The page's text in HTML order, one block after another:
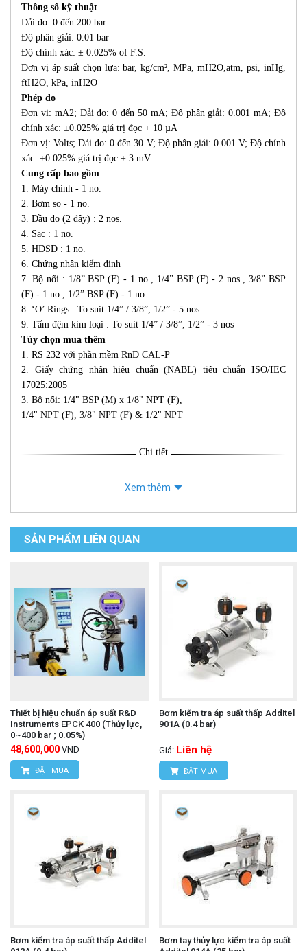
Thông số kỹ thuật
Dải đo: 0 đến 200 bar
Độ phân giải: 0.01 bar
Độ chính xác: ± 0.025% of F.S.
Đơn vị áp suất chọn lựa: bar, kg/cm², MPa, mH2O,atm, psi, inHg,
ftH2O, kPa, inH2O
Phép đo
Đơn vị: mA2; Dải đo: 0 đến 50 mA; Độ phân giải: 0.001 mA; Độ
chính xác: ±0.025% giá trị đọc + 10 µA
Đơn vị: Volts; Dải đo: 0 đến 30 V; Độ phân giải: 0.001 V; Độ chính
xác: ±0.025% giá trị đọc + 3 mV
Cung cấp bao gồm
1. Máy chính - 1 no.
2. Bơm so - 1 no.
3. Đầu đo (2 dây) : 2 nos.
4. Sạc : 1 no.
5. HDSD : 1 no.
6. Chứng nhận kiểm định
7. Bộ nối : 1/8” BSP (F) - 1 no., 1/4” BSP (F) - 2 nos., 3/8” BSP
(F) - 1 no., 1/2” BSP (F) - 1 no.
8. ‘O’ Rings : To suit 1/4” / 3/8”, 1/2” - 5 nos.
9. Tấm đệm kim loại : To suit 1/4” / 3/8”, 1/2” - 3 nos
Tùy chọn mua thêm
1. RS 232 với phần mềm RnD CAL-P
2. Giấy chứng nhận hiệu chuẩn (NABL) tiêu chuẩn ISO/IEC
17025:2005
3. Bộ nối: 1/4" BSP (M) x 1/8" NPT (F),
1/4" NPT (F), 3/8" NPT (F) & 1/2" NPT
Chi tiết
Xem thêm
SẢN PHẨM LIÊN QUAN
Thiết bị hiệu chuẩn áp suất R&D
Instruments EPCK 400 (Thủy lực,
0~400 bar ; 0.05%)
48,600,000 VND
ĐẶT MUA
Bơm kiểm tra áp suất thấp Additel
901A (0.4 bar)
Giá: Liên hệ
ĐẶT MUA
Bơm kiểm tra áp suất thấp Additel
Bơm tay thủy lực kiểm tra áp suất